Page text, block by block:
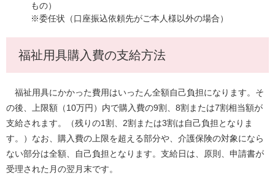
もの）
※委任状（口座振込依頼先がご本人様以外の場合）
福祉用具購入費の支給方法
福祉用具にかかった費用はいったん全額自己負担になります。そ
の後、上限額（10万円）内で購入費の9割、8割または7割相当額が
支給されます。（残りの1割、2割または3割は自己負担となりま
す。）なお、購入費の上限を超える部分や、介護保険の対象になら
ない部分は全額、自己負担となります。支給日は、原則、申請書が
受理された月の翌月末です。